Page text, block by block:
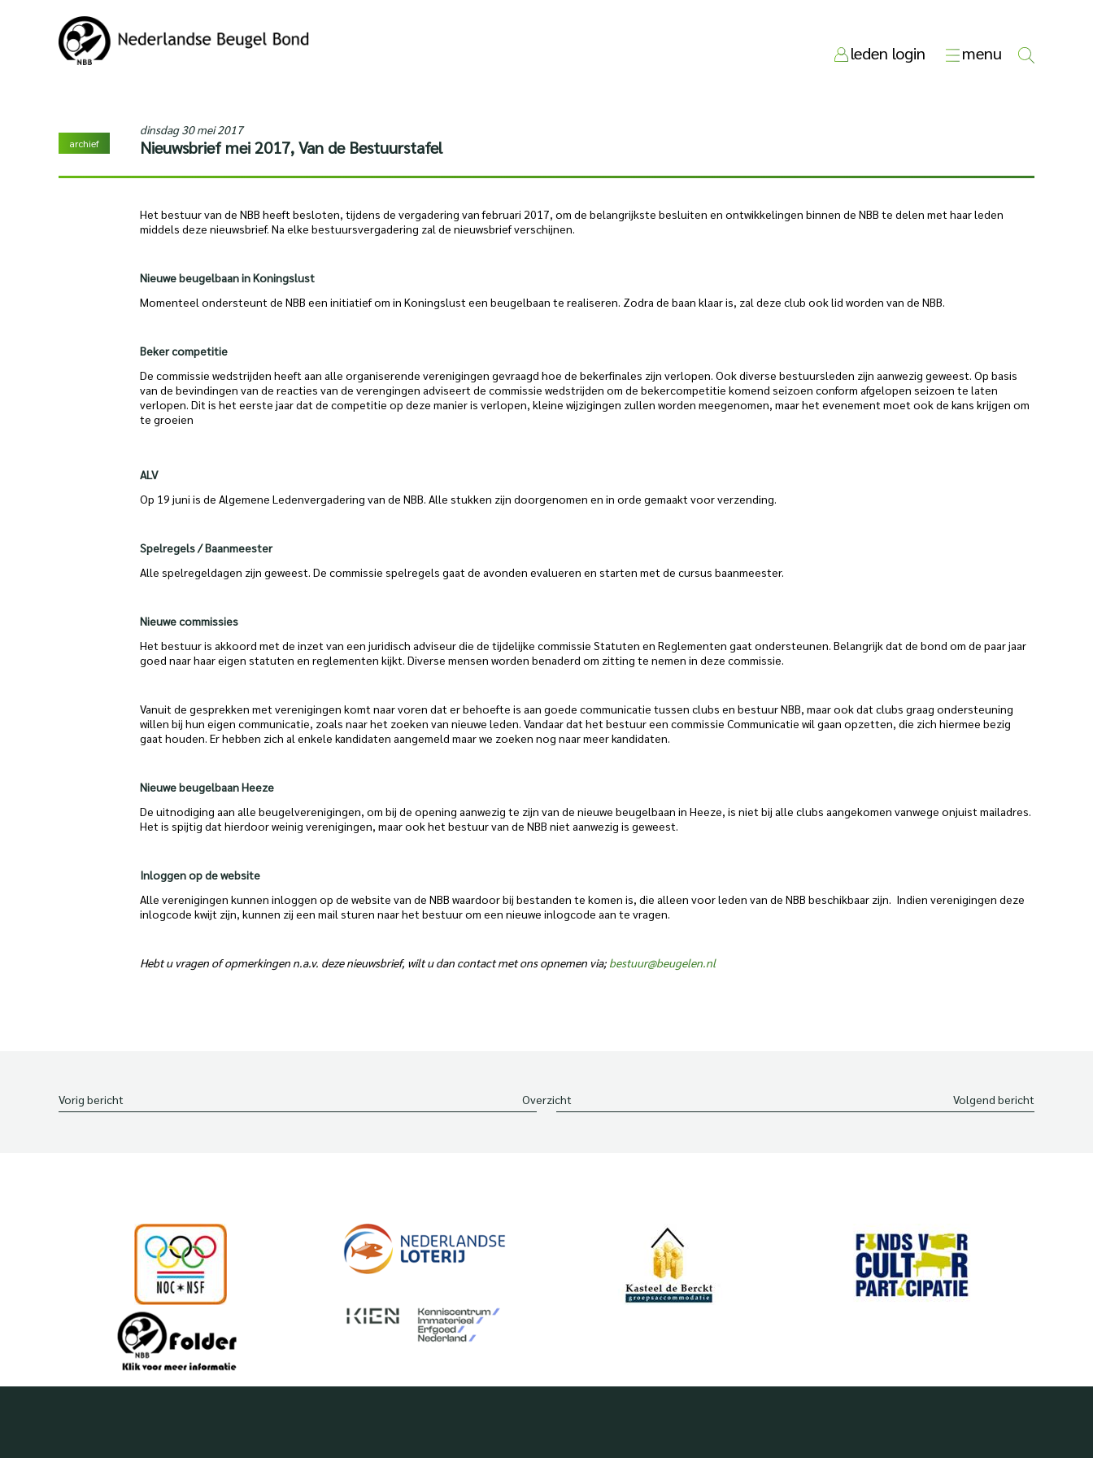
leden login menu
archief
dinsdag 30 mei 2017
Nieuwsbrief mei 2017, Van de Bestuurstafel
Het bestuur van de NBB heeft besloten, tijdens de vergadering van februari 2017, om de belangrijkste besluiten en ontwikkelingen binnen de NBB te delen met haar leden
middels deze nieuwsbrief. Na elke bestuursvergadering zal de nieuwsbrief verschijnen.
Nieuwe beugelbaan in Koningslust
Momenteel ondersteunt de NBB een initiatief om in Koningslust een beugelbaan te realiseren. Zodra de baan klaar is, zal deze club ook lid worden van de NBB.
Beker competitie
De commissie wedstrijden heeft aan alle organiserende verenigingen gevraagd hoe de bekerfinales zijn verlopen. Ook diverse bestuursleden zijn aanwezig geweest. Op basis
van de bevindingen van de reacties van de verengingen adviseert de commissie wedstrijden om de bekercompetitie komend seizoen conform afgelopen seizoen te laten
verlopen. Dit is het eerste jaar dat de competitie op deze manier is verlopen, kleine wijzigingen zullen worden meegenomen, maar het evenement moet ook de kans krijgen om
te groeien
ALV
Op 19 juni is de Algemene Ledenvergadering van de NBB. Alle stukken zijn doorgenomen en in orde gemaakt voor verzending.
Spelregels / Baanmeester
Alle spelregeldagen zijn geweest. De commissie spelregels gaat de avonden evalueren en starten met de cursus baanmeester.
Nieuwe commissies
Het bestuur is akkoord met de inzet van een juridisch adviseur die de tijdelijke commissie Statuten en Reglementen gaat ondersteunen. Belangrijk dat de bond om de paar jaar
goed naar haar eigen statuten en reglementen kijkt. Diverse mensen worden benaderd om zitting te nemen in deze commissie.
Vanuit de gesprekken met verenigingen komt naar voren dat er behoefte is aan goede communicatie tussen clubs en bestuur NBB, maar ook dat clubs graag ondersteuning
willen bij hun eigen communicatie, zoals naar het zoeken van nieuwe leden. Vandaar dat het bestuur een commissie Communicatie wil gaan opzetten, die zich hiermee bezig
gaat houden. Er hebben zich al enkele kandidaten aangemeld maar we zoeken nog naar meer kandidaten.
Nieuwe beugelbaan Heeze
De uitnodiging aan alle beugelverenigingen, om bij de opening aanwezig te zijn van de nieuwe beugelbaan in Heeze, is niet bij alle clubs aangekomen vanwege onjuist mailadres.
Het is spijtig dat hierdoor weinig verenigingen, maar ook het bestuur van de NBB niet aanwezig is geweest.
Inloggen op de website
Alle verenigingen kunnen inloggen op de website van de NBB waardoor bij bestanden te komen is, die alleen voor leden van de NBB beschikbaar zijn. Indien verenigingen deze
inlogcode kwijt zijn, kunnen zij een mail sturen naar het bestuur om een nieuwe inlogcode aan te vragen.
Hebt u vragen of opmerkingen n.a.v. deze nieuwsbrief, wilt u dan contact met ons opnemen via; bestuur@beugelen.nl
Vorig bericht Overzicht Volgend bericht